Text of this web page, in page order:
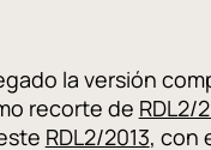
la versión
recorte de RDL2/
RDL2/2013, con